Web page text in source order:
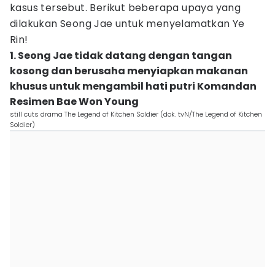
kasus tersebut. Berikut beberapa upaya yang
dilakukan Seong Jae untuk menyelamatkan Ye
Rin!
1. Seong Jae tidak datang dengan tangan
kosong dan berusaha menyiapkan makanan
khusus untuk mengambil hati putri Komandan
Resimen Bae Won Young
still cuts drama The Legend of Kitchen Soldier (dok. tvN/The Legend of Kitchen
Soldier)